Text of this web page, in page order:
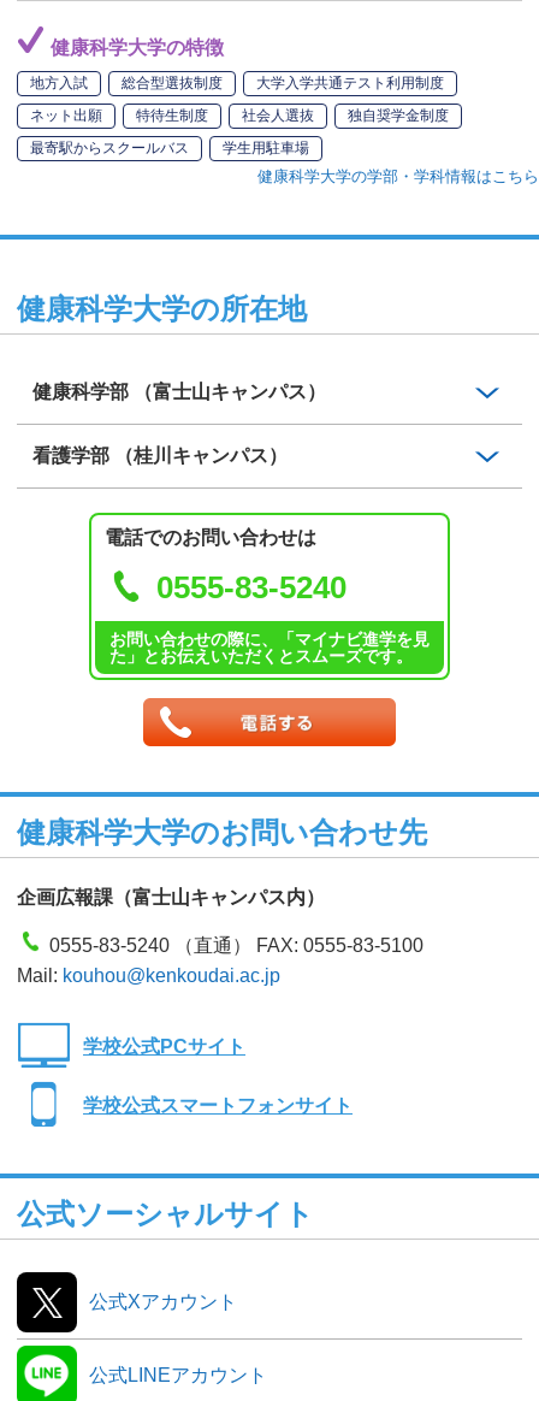
健康科学大学の特徴
地方入試 総合型選抜制度
大学入学共通テスト利用制度
ネット出願
特待生制度 社会人選抜
独自奨学金制度
最寄駅からスクールバス
学生用駐車場
健康科学大学の学部・学科情報はこちら
健康科学大学の所在地
健康科学部 （富士山キャンパス）
看護学部 （桂川キャンパス）
電話でのお問い合わせは
0555-83-5240
お問い合わせの際に、「マイナビ進学を見
た」とお伝えいただくとスムーズです。
健康科学大学のお問い合わせ先
企画広報課（富士山キャンパス内）
0555-83-5240 （直通） FAX: 0555-83-5100
Mail: kouhou@kenkoudai.ac.jp
学校公式PCサイト
学校公式スマートフォンサイト
公式ソーシャルサイト
公式Xアカウント
公式LINEアカウント